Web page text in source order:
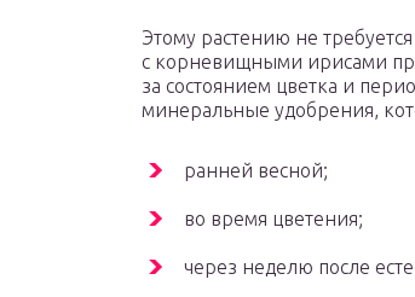
Этому растению не
с корневищными ирисами
за состоянием цветка и
минеральные удобрения,
ранней весной;
во время цветения;
через неделю после